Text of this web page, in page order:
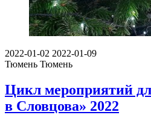
2022-01-02 2022-01-09
Тюмень Тюмень
Цикл мероприятий
в Словцова» 2022